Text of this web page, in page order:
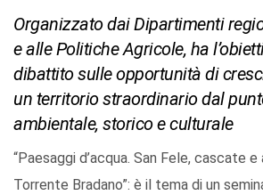
Organizzato dai Dipartimenti
e alle Politiche Agricole, ha
dibattito sulle opportunità di
un territorio straordinario dal
ambientale, storico e culturale
“Paesaggi d’acqua. San Fele, cascate e
Torrente Bradano”: è il tema di un